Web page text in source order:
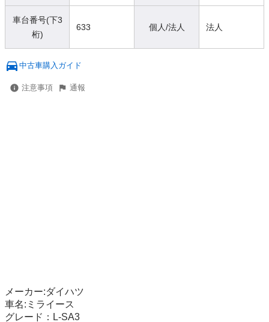
車台番号(下3
桁)
633 個人/法人 法人
中古車購入ガイド
注意事項 通報
メーカー:ダイハツ
車名:ミライース
グレード：L-SA3